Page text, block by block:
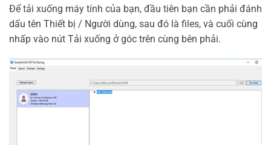
Để tải xuống máy tính của bạn, đầu tiên bạn cần phải đánh
dấu tên Thiết bị / Người dùng, sau đó là files, và cuối cùng
nhấp vào nút Tải xuống ở góc trên cùng bên phải.